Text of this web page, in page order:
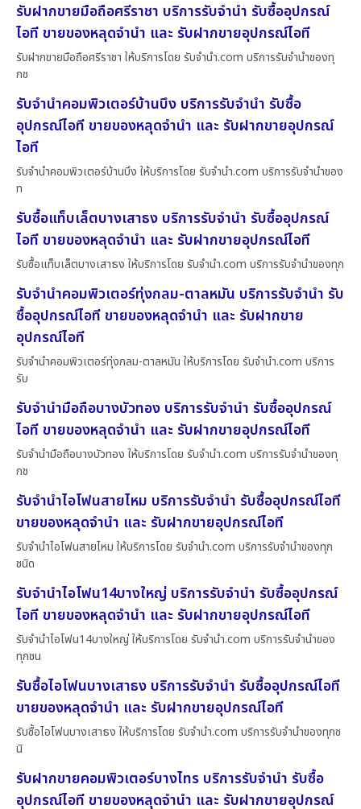
รับฝากขายมือถือศรีราชา บริการรับจำนำ รับซื้ออุปกรณ์
ไอที ขายของหลุดจำนำ และ รับฝากขายอุปกรณ์ไอที
รับฝากขายมือถือศรีราชา ให้บริการโดย รับจํานํา.com บริการรับจำนำของทุ
กช
รับจำนำคอมพิวเตอร์บ้านบึง บริการรับจำนำ รับซื้อ
อุปกรณ์ไอที ขายของหลุดจำนำ และ รับฝากขายอุปกรณ์
ไอที
รับจำนำคอมพิวเตอร์บ้านบึง ให้บริการโดย รับจํานํา.com บริการรับจำนำของ
ท
รับซื้อแท็บเล็ตบางเสาธง บริการรับจำนำ รับซื้ออุปกรณ์
ไอที ขายของหลุดจำนำ และ รับฝากขายอุปกรณ์ไอที
รับซื้อแท็บเล็ตบางเสาธง ให้บริการโดย รับจํานํา.com บริการรับจำนำของทุก
รับจำนำคอมพิวเตอร์ทุ่งกลม-ตาลหมัน บริการรับจำนำ รับ
ซื้ออุปกรณ์ไอที ขายของหลุดจำนำ และ รับฝากขาย
อุปกรณ์ไอที
รับจำนำคอมพิวเตอร์ทุ่งกลม-ตาลหมัน ให้บริการโดย รับจํานํา.com บริการ
รับ
รับจำนำมือถือบางบัวทอง บริการรับจำนำ รับซื้ออุปกรณ์
ไอที ขายของหลุดจำนำ และ รับฝากขายอุปกรณ์ไอที
รับจำนำมือถือบางบัวทอง ให้บริการโดย รับจํานํา.com บริการรับจำนำของทุ
กช
รับจำนำไอโฟนสายไหม บริการรับจำนำ รับซื้ออุปกรณ์ไอที
ขายของหลุดจำนำ และ รับฝากขายอุปกรณ์ไอที
รับจำนำไอโฟนสายไหม ให้บริการโดย รับจํานํา.com บริการรับจำนำของทุก
ชนิด
รับจำนำไอโฟน14บางใหญ่ บริการรับจำนำ รับซื้ออุปกรณ์
ไอที ขายของหลุดจำนำ และ รับฝากขายอุปกรณ์ไอที
รับจำนำไอโฟน14บางใหญ่ ให้บริการโดย รับจํานํา.com บริการรับจำนำของ
ทุกชน
รับซื้อไอโฟนบางเสาธง บริการรับจำนำ รับซื้ออุปกรณ์ไอที
ขายของหลุดจำนำ และ รับฝากขายอุปกรณ์ไอที
รับซื้อไอโฟนบางเสาธง ให้บริการโดย รับจํานํา.com บริการรับจำนำของทุกช
นิ
รับฝากขายคอมพิวเตอร์บางไทร บริการรับจำนำ รับซื้อ
อุปกรณ์ไอที ขายของหลุดจำนำ และ รับฝากขายอุปกรณ์